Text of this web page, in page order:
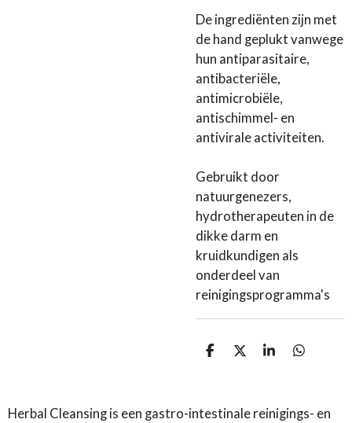
De ingrediënten zijn met
de hand geplukt vanwege
hun antiparasitaire,
antibacteriële,
antimicrobiële,
antischimmel- en
antivirale activiteiten.
Gebruikt door
natuurgenezers,
hydrotherapeuten in de
dikke darm en
kruidkundigen als
onderdeel van
reinigingsprogramma's
D
n
D
S
e
D
n
Herbal Cleansing is een gastro-intestinale reinigings- en